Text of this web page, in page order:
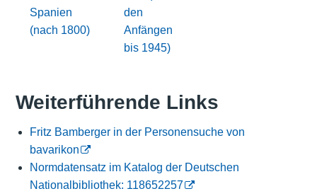
Spanien
(nach 1800)
den
Anfängen
bis 1945)
Weiterführende Links
Fritz Bamberger in der Personensuche von
bavarikon
Normdatensatz im Katalog der Deutschen
Nationalbibliothek: 118652257